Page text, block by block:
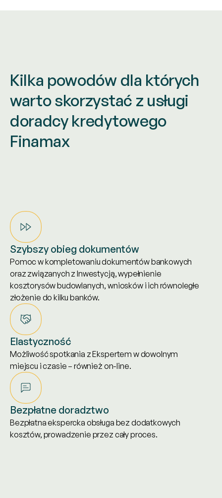
Kilka powodów dla których
wartoskorzystać z usługi
doradcykredytowego
Finamax
Szybszy obieg dokumentów
Pomoc w kompletowaniu dokumentów bankowych
oraz związanych z Inwestycją, wypełnienie
kosztorysów budowlanych, wniosków i ich równoległe
złożenie do kilku banków.
Elastyczność
Możliwość spotkania z Ekspertem w dowolnym
miejscu i czasie – również on-line.
Bezpłatne doradztwo
Bezpłatna ekspercka obsługa bez dodatkowych
kosztów, prowadzenie przez cały proces.